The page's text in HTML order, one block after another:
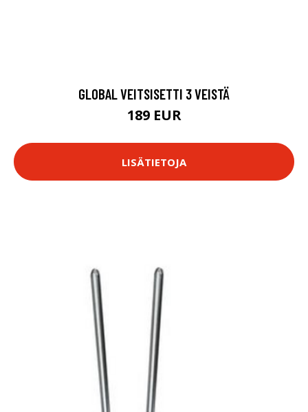
GLOBAL VEITSISETTI 3 VEISTÄ
189 EUR
LISÄTIETOJA